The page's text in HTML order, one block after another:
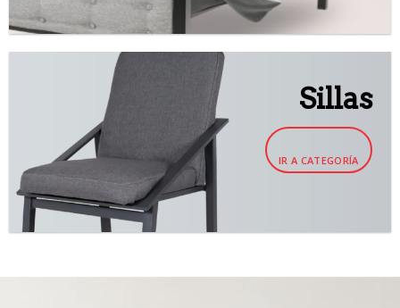
Sillas
IR A CATEGORÍA